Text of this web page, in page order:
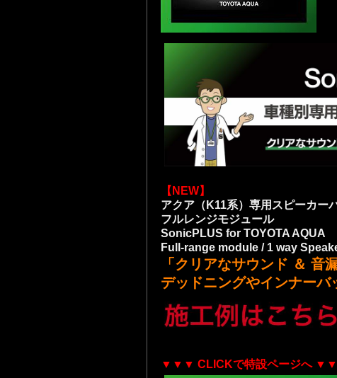
【NEW】
アクア（K11系）専用スピーカー
フルレンジモジュール
SonicPLUS for TOYOTA AQUA
Full-range module / 1 way
「クリアなサウンド ＆ 音
デッドニングやインナーバ
▼▼▼ CLICKで特設ページへ